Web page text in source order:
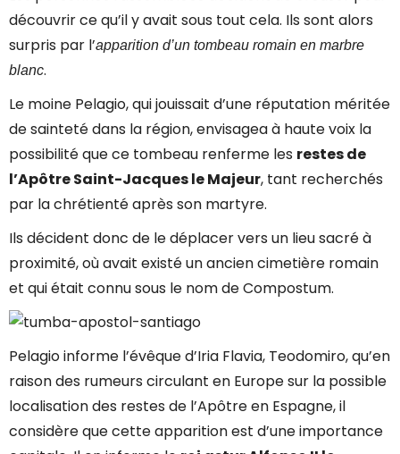
découvrir ce qu’il y avait sous tout cela. Ils sont alors
surpris par l’apparition d’un tombeau romain en marbre
blanc.
Le moine Pelagio, qui jouissait d’une réputation méritée
de sainteté dans la région, envisagea à haute voix la
possibilité que ce tombeau renferme les restes de
l’Apôtre Saint-Jacques le Majeur, tant recherchés
par la chrétienté après son martyre.
Ils décident donc de le déplacer vers un lieu sacré à
proximité, où avait existé un ancien cimetière romain
et qui était connu sous le nom de Compostum.
Pelagio informe l’évêque d’Iria Flavia, Teodomiro, qu’en
raison des rumeurs circulant en Europe sur la possible
localisation des restes de l’Apôtre en Espagne, il
considère que cette apparition est d’une importance